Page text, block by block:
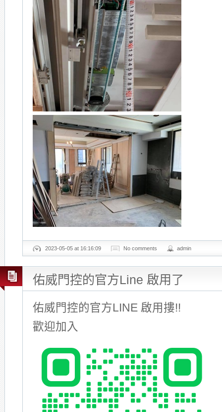
2023-05-05 at 16:16:09 No comments admin
佑威門控的官方Line 啟用了
佑威門控的官方LINE 啟用摟!!
歡迎加入